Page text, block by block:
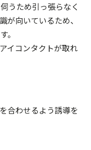
うため引っ張らなく
が向いているため、
。
イコンタクトが取れ
合わせるよう誘導を